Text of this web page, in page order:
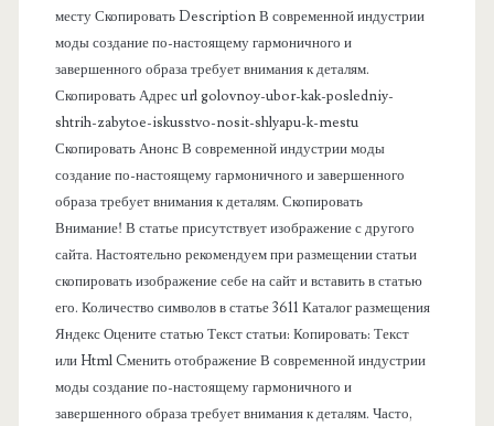
месту Скопировать Description В современной индустрии
моды создание по-настоящему гармоничного и
завершенного образа требует внимания к деталям.
Скопировать Адрес url golovnoy-ubor-kak-posledniy-
shtrih-zabytoe-iskusstvo-nosit-shlyapu-k-mestu
Скопировать Анонс В современной индустрии моды
создание по-настоящему гармоничного и завершенного
образа требует внимания к деталям. Скопировать
Внимание! В статье присутствует изображение с другого
сайта. Настоятельно рекомендуем при размещении статьи
скопировать изображение себе на сайт и вставить в статью
его. Количество символов в статье 3611 Каталог размещения
Яндекс Оцените статью Текст статьи: Копировать: Текст
или Html Cменить отображение В современной индустрии
моды создание по-настоящему гармоничного и
завершенного образа требует внимания к деталям. Часто,